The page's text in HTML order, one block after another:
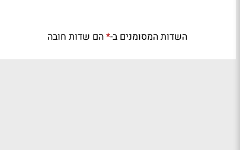
השדות המסומנים ב-*הם שדות חובה